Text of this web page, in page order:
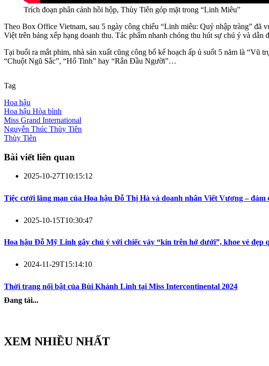
Trích đoạn phân cảnh hồi hộp, Thùy Tiên góp mặt trong “Linh Miêu”
Theo Box Office Vietnam, sau 5 ngày công chiếu “Linh miêu: Quỷ nhập tràng”
Việt trên bảng xếp hạng doanh thu. Tác phẩm nhanh chóng thu hút sự chú ý và dẫn
Tại buổi ra mắt phim, nhà sản xuất cũng công bố kế hoạch ấp ủ suốt 5 năm là
“Chuột Ngũ Sắc”, “Hổ Tinh” hay “Rắn Đầu Người”…
Tag
Hoa hậu
Hoa hậu Hòa bình
Miss Grand International
Nguyễn Thúc Thùy Tiên
Thùy Tiên
Bài viết liên quan
2025-10-27T10:15:12
Tiệc cưới lãng mạn của Hoa hậu Đỗ Thị Hà và doanh nhân Viết Vương –
2025-10-15T10:30:47
Hoa hậu Đỗ Mỹ Linh gây chú ý với chiếc váy “kín trên hở dưới”, khoe vẻ đẹp
2024-11-29T15:14:10
Thời trang nổi bật của Bùi Khánh Linh tại Miss Intercontinental 2024
Đang tải...
XEM NHIỀU NHẤT